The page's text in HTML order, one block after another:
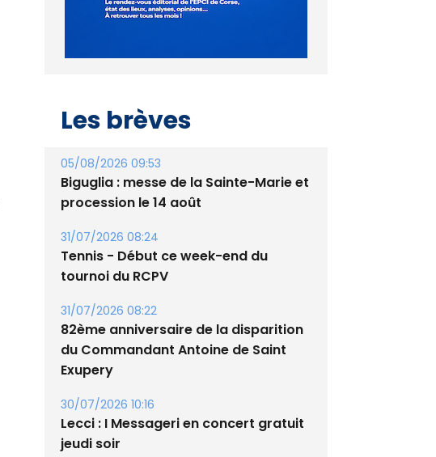
Les brèves
05/08/2026 09:53
Biguglia : messe de la Sainte-Marie et
procession le 14 août
31/07/2026 08:24
Tennis - Début ce week-end du
tournoi du RCPV
31/07/2026 08:22
82ème anniversaire de la disparition
du Commandant Antoine de Saint
Exupery
30/07/2026 10:16
Lecci : I Messageri en concert gratuit
jeudi soir